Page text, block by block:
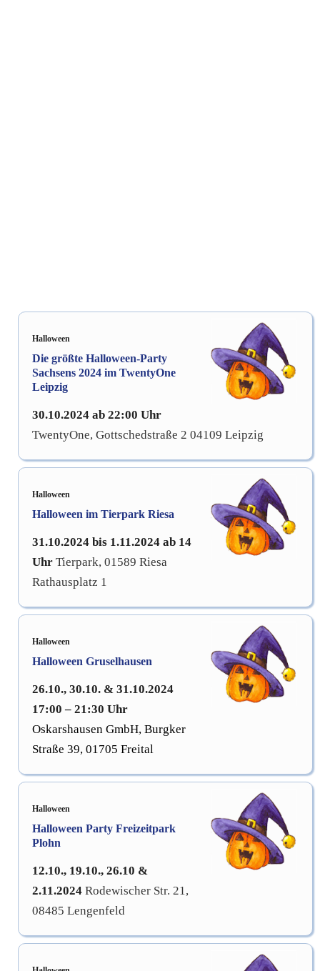
Halloween
Die größte Halloween-Party
Sachsens 2024 im TwentyOne
Leipzig
30.10.2024 ab 22:00 Uhr
TwentyOne, Gottschedstraße 2 04109 Leipzig
Halloween
Halloween im Tierpark Riesa
31.10.2024 bis 1.11.2024 ab 14
Uhr Tierpark, 01589 Riesa
Rathausplatz 1
Halloween
Halloween Gruselhausen
26.10., 30.10. & 31.10.2024
17:00 – 21:30 Uhr
Oskarshausen GmbH, Burgker
Straße 39, 01705 Freital
Halloween
Halloween Party Freizeitpark
Plohn
12.10., 19.10., 26.10 &
2.11.2024 Rodewischer Str. 21,
08485 Lengenfeld